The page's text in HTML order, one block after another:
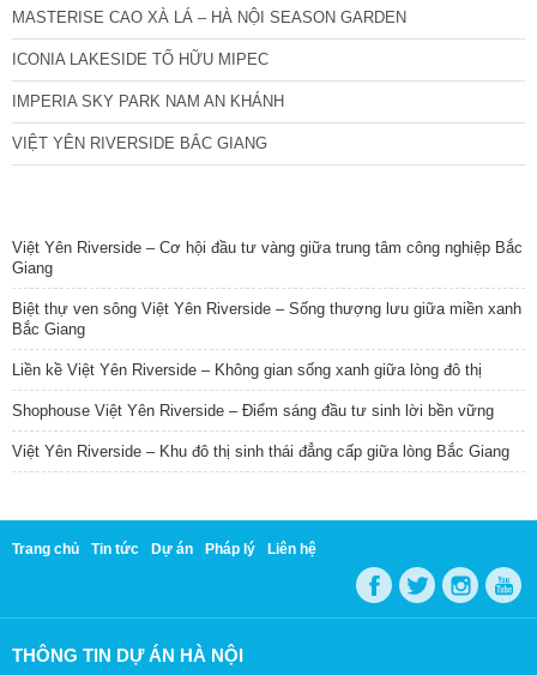
MASTERISE CAO XÀ LÁ – HÀ NỘI SEASON GARDEN
ICONIA LAKESIDE TỐ HỮU MIPEC
IMPERIA SKY PARK NAM AN KHÁNH
VIỆT YÊN RIVERSIDE BẮC GIANG
Việt Yên Riverside – Cơ hội đầu tư vàng giữa trung tâm công nghiệp Bắc
Giang
Biệt thự ven sông Việt Yên Riverside – Sống thượng lưu giữa miền xanh
Bắc Giang
Liền kề Việt Yên Riverside – Không gian sống xanh giữa lòng đô thị
Shophouse Việt Yên Riverside – Điểm sáng đầu tư sinh lời bền vững
Việt Yên Riverside – Khu đô thị sinh thái đẳng cấp giữa lòng Bắc Giang
Trang chủ Tin tức Dự án Pháp lý Liên hệ
THÔNG TIN DỰ ÁN HÀ NỘI